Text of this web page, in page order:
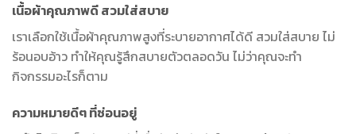
เนื้อผ้าคุณภาพดี สวมใส่สบาย
เราเลือกใช้เนื้อผ้าคุณภาพสูงที่ระบายอากาศได้ดี สวมใส่สบาย ไม่
ร้อนอบอ้าว ทำให้คุณรู้สึกสบายตัวตลอดวัน ไม่ว่าคุณจะทำ
กิจกรรมอะไรก็ตาม
ความหมายดีๆ ที่ซ่อนอยู่